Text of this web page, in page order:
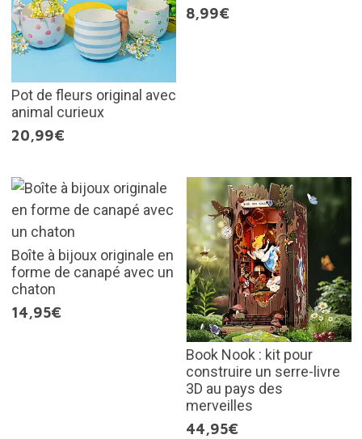
Pot de fleurs original avec
animal curieux
20,99€
8,99€
Boîte à bijoux originale en
forme de canapé avec un
chaton
14,95€
Book Nook : kit pour
construire un serre-livre
3D au pays des
merveilles
44,95€